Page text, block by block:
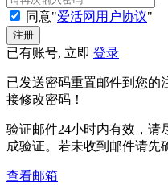
同意"爱活网用户协议"
已有账号, 立即 登录
已发送密码重置邮件到您的
接修改密码！
验证邮件24小时内有效，请
成验证。若未收到邮件请先
查看邮箱